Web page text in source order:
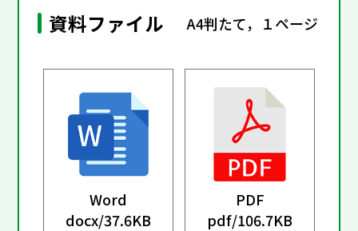
資料ファイル A4判たて，１ページ
Word
docx/37.6KB
PDF
pdf/106.7KB